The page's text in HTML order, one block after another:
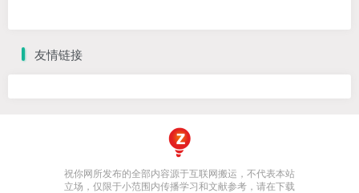
友情链接
祝你网所发布的全部内容源于互联网搬运，不代表本站
立场，仅限于小范围内传播学习和文献参考，请在下载